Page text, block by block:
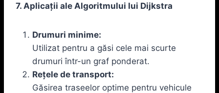
7. Aplicații ale Algoritmului lui Dijkstra
Drumuri minime:
Utilizat pentru a găsi cele mai scurte
drumuri într-un graf ponderat.
Rețele de transport:
Găsirea traseelor optime pentru vehicule